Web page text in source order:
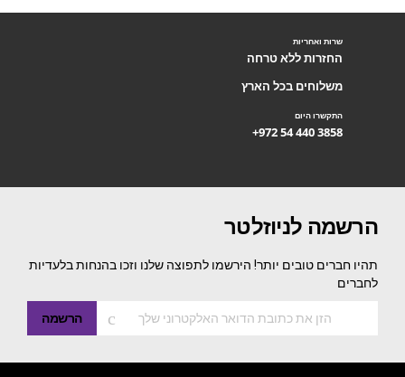
שרות ואחריות
החזרות ללא טרחה
משלוחים בכל הארץ
התקשרו היום
+972 54 440 3858
הרשמה לניוזלטר
תהיו חברים טובים יותר! הירשמו לתפוצה שלנו וזכו בהנחות בלעדיות
לחברים
הרשמה